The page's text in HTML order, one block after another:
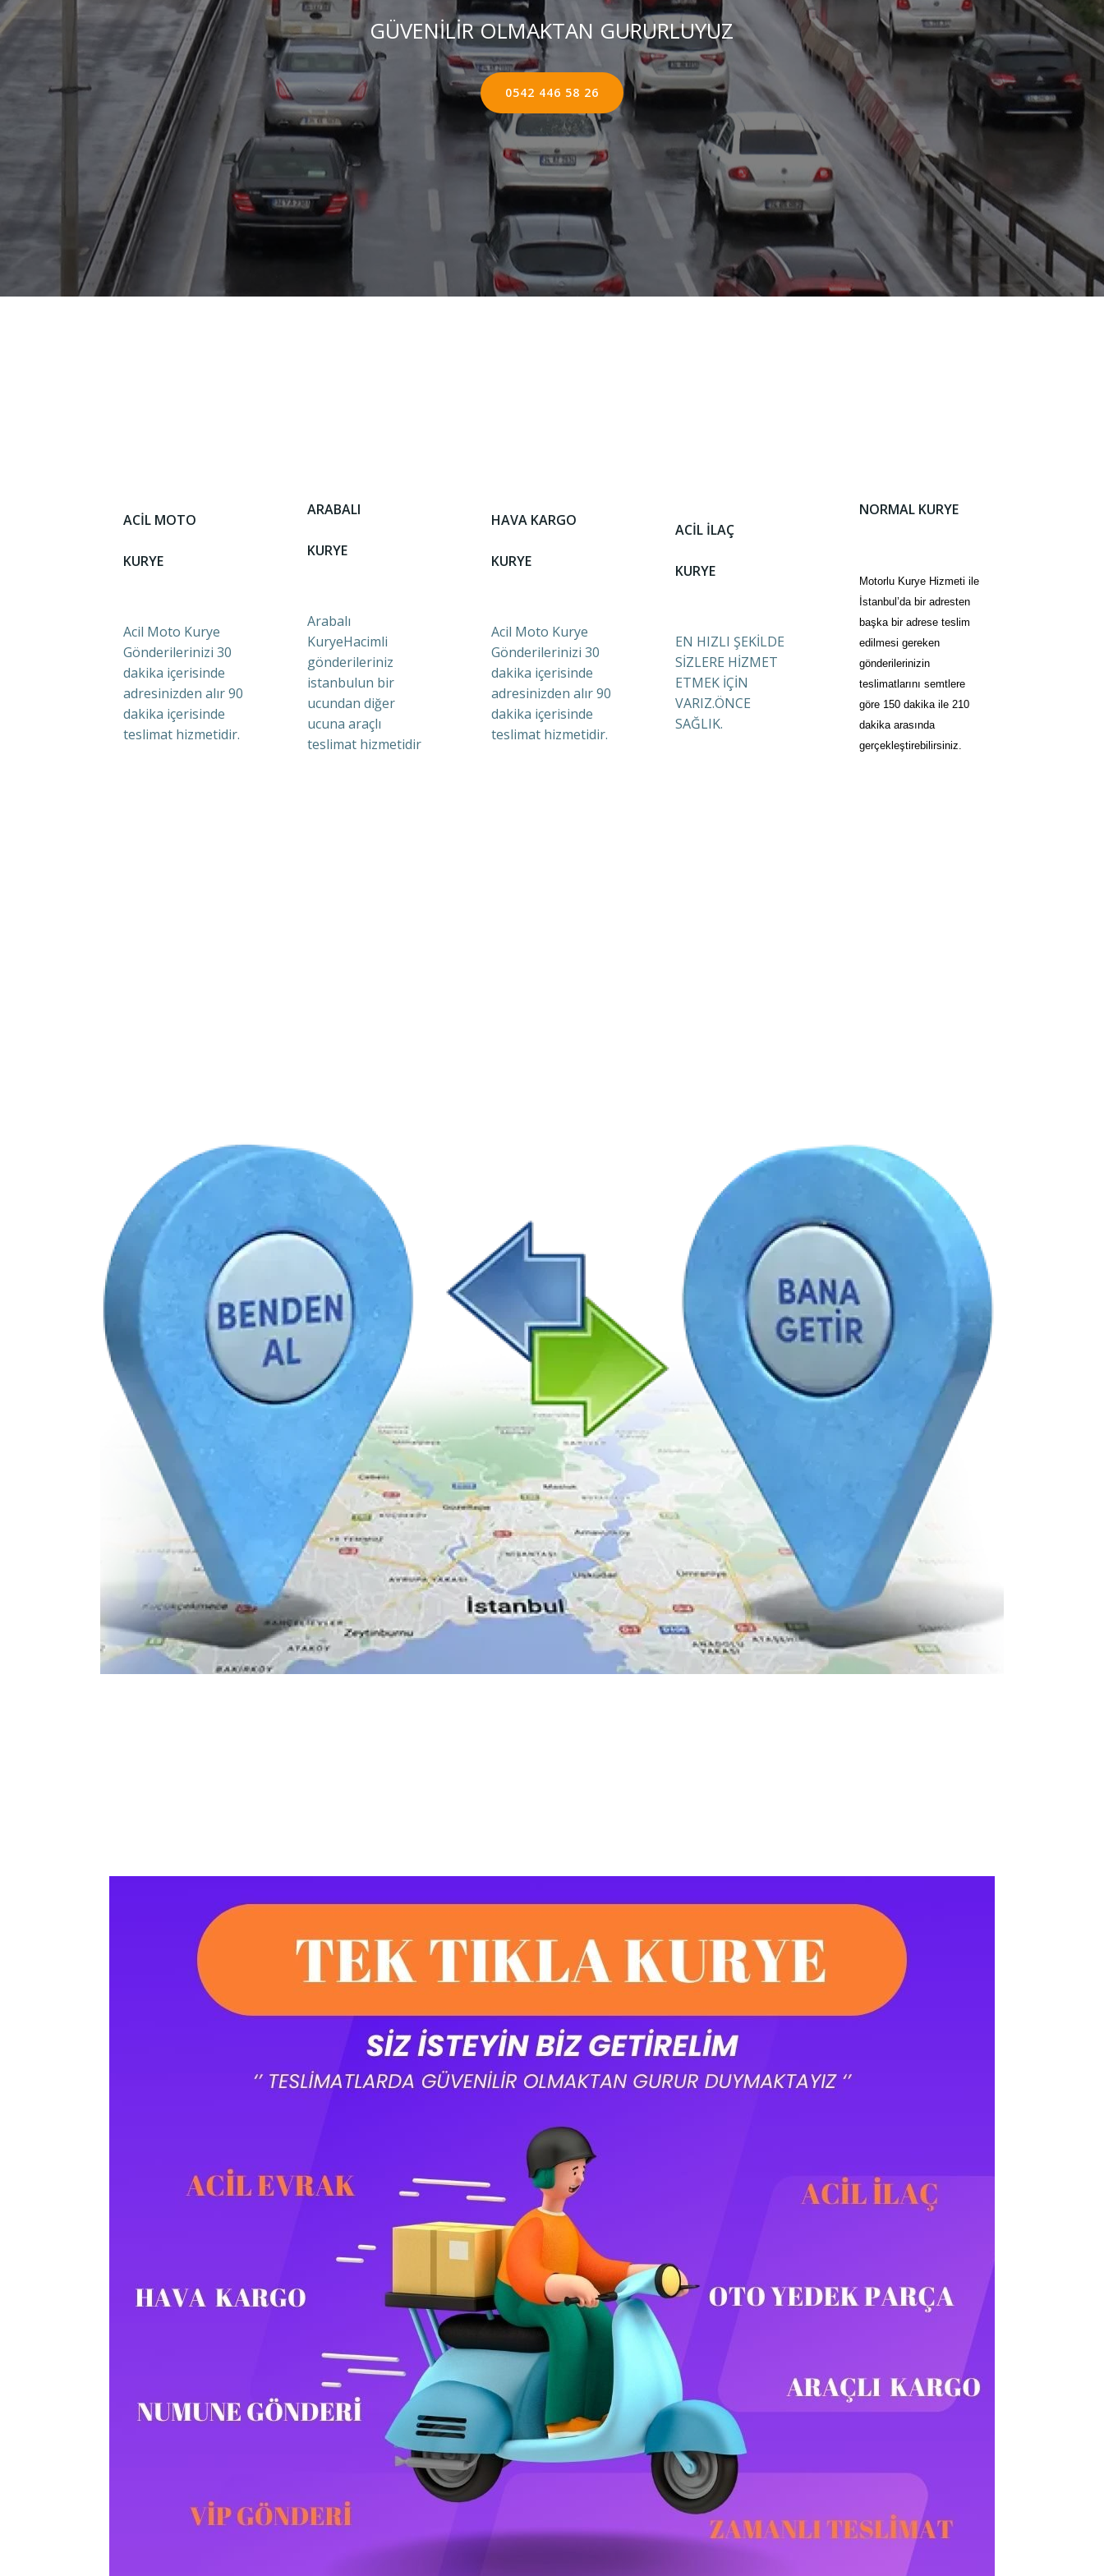
GÜVENİLİR OLMAKTAN GURURLUYUZ
0542 446 58 26
ACİL MOTO
KURYE
Acil Moto Kurye
Gönderilerinizi 30
dakika içerisinde
adresinizden alır 90
dakika içerisinde
teslimat hizmetidir.
ARABALI
KURYE
Arabalı
KuryeHacimli
gönderileriniz
istanbulun bir
ucundan diğer
ucuna araçlı
teslimat hizmetidir
HAVA KARGO
KURYE
Acil Moto Kurye
Gönderilerinizi 30
dakika içerisinde
adresinizden alır 90
dakika içerisinde
teslimat hizmetidir.
ACİL İLAÇ
KURYE
EN HIZLI ŞEKİLDE
SİZLERE HİZMET
ETMEK İÇİN
VARIZ.ÖNCE
SAĞLIK.
NORMAL KURYE
Motorlu Kurye Hizmeti ile
İstanbul’da bir adresten
başka bir adrese teslim
edilmesi gereken
gönderilerinizin
teslimatlarını semtlere
göre 150 dakika ile 210
dakika arasında
gerçekleştirebilirsiniz.